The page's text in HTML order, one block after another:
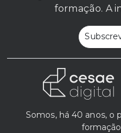
formação. A
Somos, há 40 anos, o